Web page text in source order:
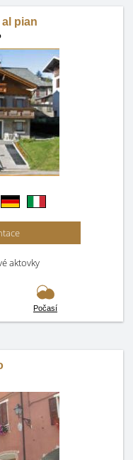
pian
aktovky
Počasí